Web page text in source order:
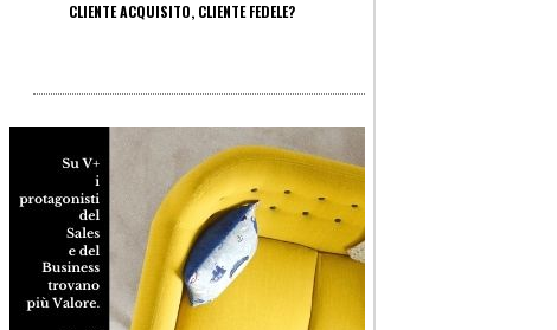
CLIENTE ACQUISITO, CLIENTE FEDELE?